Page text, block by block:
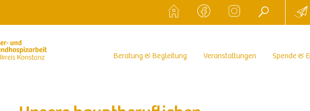
Beratung & Begleitung Veranstaltungen Spende &